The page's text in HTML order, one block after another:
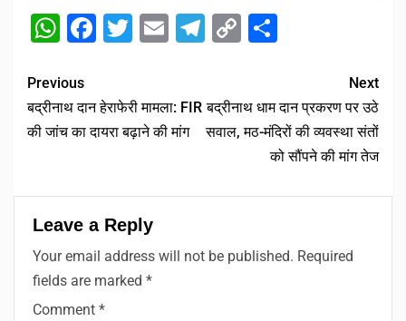
WhatsApp
Facebook
Twitter
EmailTelegram
Copy
Previous
बद्रीनाथ दान हेराफेरी मामला: FIR
की जांच का दायरा बढ़ाने की मांग
Next
बद्रीनाथ धाम दान प्रकरण पर उठे
सवाल, मठ-मंदिरों की व्यवस्था संतों
को सौंपने की मांग तेज
Leave a Reply
Your email address will not be published. Required
fields are marked *
Comment *